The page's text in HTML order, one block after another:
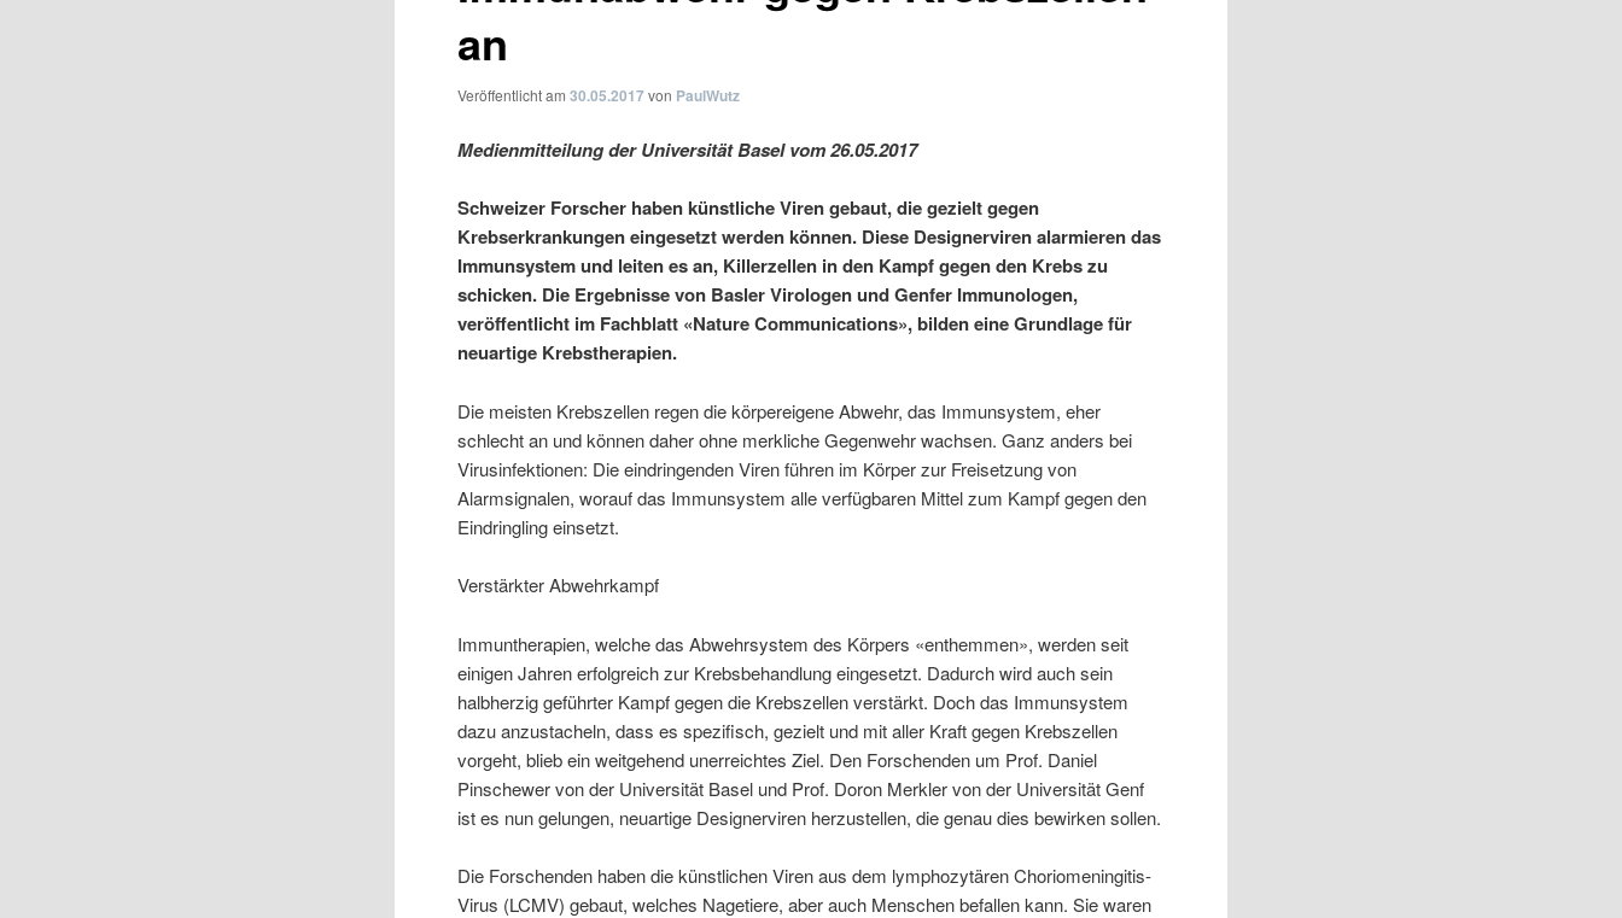
an
Veröffentlicht am30.05.2017 von PaulWutz
Medienmitteilung der Universität Basel vom 26.05.2017
Schweizer Forscher haben künstliche Viren gebaut, die gezielt gegen
Krebserkrankungen eingesetzt werden können. Diese Designerviren alarmieren das
Immunsystem und leiten es an, Killerzellen in den Kampf gegen den Krebs zu
schicken. Die Ergebnisse von Basler Virologen und Genfer Immunologen,
veröffentlicht im Fachblatt «Nature Communications», bilden eine Grundlage für
neuartige Krebstherapien.
Die meisten Krebszellen regen die körpereigene Abwehr, das Immunsystem, eher
schlecht an und können daher ohne merkliche Gegenwehr wachsen. Ganz anders bei
Virusinfektionen: Die eindringenden Viren führen im Körper zur Freisetzung von
Alarmsignalen, worauf das Immunsystem alle verfügbaren Mittel zum Kampf gegen den
Eindringling einsetzt.
Verstärkter Abwehrkampf
Immuntherapien, welche das Abwehrsystem des Körpers «enthemmen», werden seit
einigen Jahren erfolgreich zur Krebsbehandlung eingesetzt. Dadurch wird auch sein
halbherzig geführter Kampf gegen die Krebszellen verstärkt. Doch das Immunsystem
dazu anzustacheln, dass es spezifisch, gezielt und mit aller Kraft gegen Krebszellen
vorgeht, blieb ein weitgehend unerreichtes Ziel. Den Forschenden um Prof. Daniel
Pinschewer von der Universität Basel und Prof. Doron Merkler von der Universität Genf
ist es nun gelungen, neuartige Designerviren herzustellen, die genau dies bewirken sollen.
Die Forschenden haben die künstlichen Viren aus dem lymphozytären Choriomeningitis-
Virus (LCMV) gebaut, welches Nagetiere, aber auch Menschen befallen kann. Sie waren